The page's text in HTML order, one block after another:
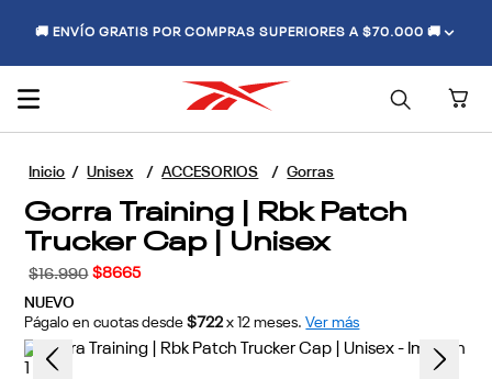
🚚 ENVÍO GRATIS POR COMPRAS SUPERIORES A $70.000 🚚
Unisex ACCESORIOS Gorras
Gorra Training | Rbk Patch
Trucker Cap | Unisex
$16.990 $8665
NUEVO
Págalo en cuotas desde $722 x 12 meses. Ver más